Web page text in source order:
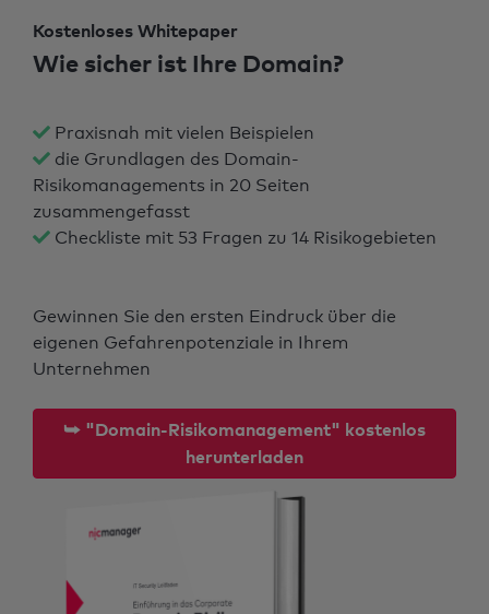
Kostenloses Whitepaper
Wie sicher ist Ihre Domain?
Praxisnah mit vielen Beispielen
die Grundlagen des Domain-
Risikomanagements in 20 Seiten
zusammengefasst
Checkliste mit 53 Fragen zu 14 Risikogebieten
Gewinnen Sie den ersten Eindruck über die
eigenen Gefahrenpotenziale in Ihrem
Unternehmen
⮩ "Domain-Risikomanagement" kostenlos
herunterladen